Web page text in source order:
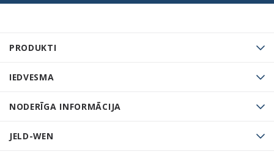
PRODUKTI
IEDVESMA
NODERĪGA INFORMĀCIJA
JELD-WEN